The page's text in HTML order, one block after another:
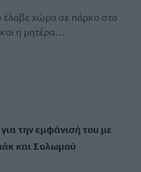
έλαβε χώρα σε πάρκο στο
και η μητέρα…
την εμφάνισή του με
και Σολωμού